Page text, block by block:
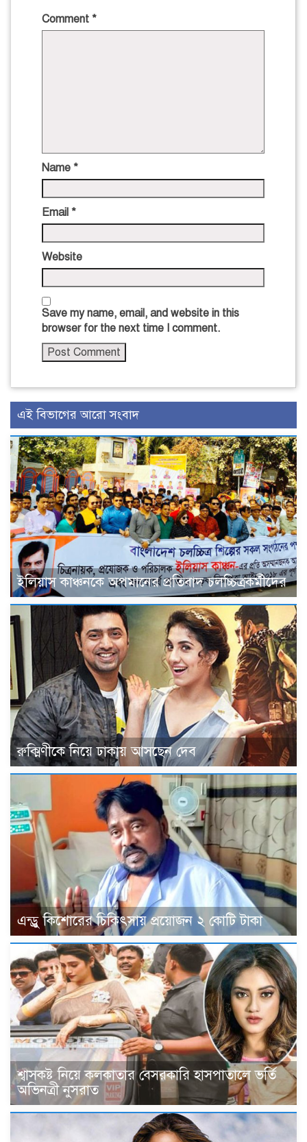
Comment *
Name *
Email *
Website
Save my name, email, and website in this
browser for the next time I comment.
এই বিভাগের আরো সংবাদ
ইলিয়াস কাঞ্চনকে অপমানের প্রতিবাদ চলচ্চিত্রকর্মীদের
রুক্মিণীকে নিয়ে ঢাকায় আসছেন দেব
এন্ড্রু কিশোরের চিকিৎসায় প্রয়োজন ২ কোটি টাকা
শ্বাসকষ্ট নিয়ে কলকাতার বেসরকারি হাসপাতালে ভর্তি
অভিনত্রী নুসরাত